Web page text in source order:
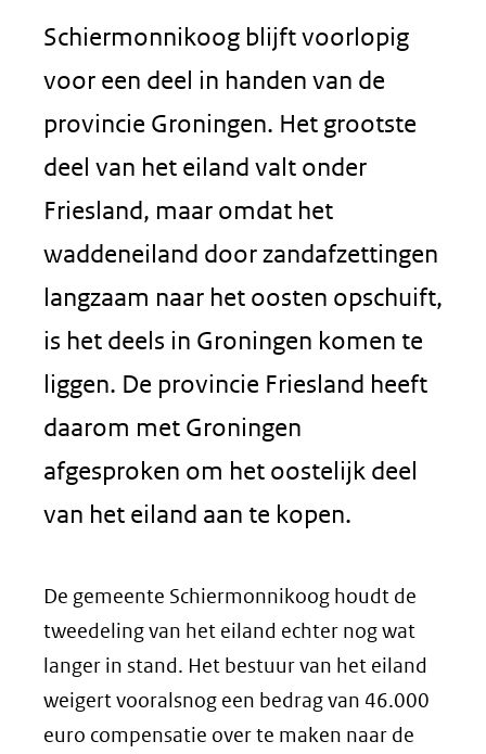
Schiermonnikoog blijft voorlopig
voor een deel in handen van de
provincie Groningen. Het grootste
deel van het eiland valt onder
Friesland, maar omdat het
waddeneiland door zandafzettingen
langzaam naar het oosten opschuift,
is het deels in Groningen komen te
liggen. De provincie Friesland heeft
daarom met Groningen
afgesproken om het oostelijk deel
van het eiland aan te kopen.
De gemeente Schiermonnikoog houdt de
tweedeling van het eiland echter nog wat
langer in stand. Het bestuur van het eiland
weigert vooralsnog een bedrag van 46.000
euro compensatie over te maken naar de